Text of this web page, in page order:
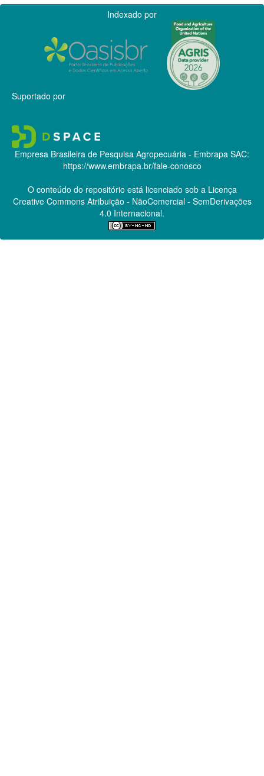
Indexado por
Suportado por
Empresa Brasileira de Pesquisa Agropecuária - Embrapa SAC:
https://www.embrapa.br/fale-conosco
O conteúdo do repositório está licenciado sob a Licença
Creative CommonsAtribuição - NãoComercial - SemDerivações
4.0 Internacional.